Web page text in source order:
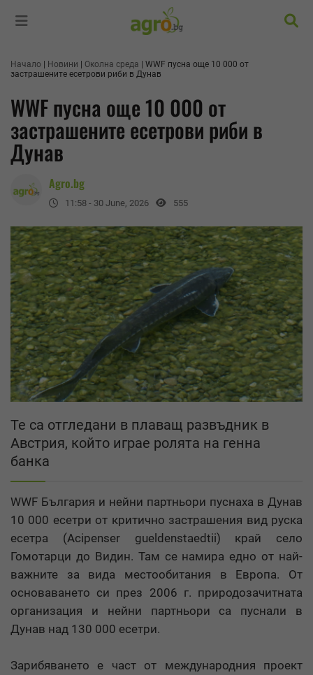
Начало Новини Околна среда
WWF пусна още 10 000 от
застрашените есетрови риби в Дунав
WWF пусна още 10 000 от
застрашените есетрови риби в
Дунав
Agro.bg
11:58 - 30 June, 2026 555
Те са отгледани в плаващ развъдник в
Австрия, който играе ролята на генна
банка
WWF България и нейни партньори пуснаха в Дунав
10 000 есетри от критично застрашения вид руска
есетра (Acipenser gueldenstaedtii) край село
Гомотарци до Видин. Там се намира едно от най-
важните за вида местообитания в Европа. От
основаването си през 2006 г. природозачитната
организация и нейни партньори са пуснали в
Дунав над 130 000 есетри.
Зарибяването е част от международния проект